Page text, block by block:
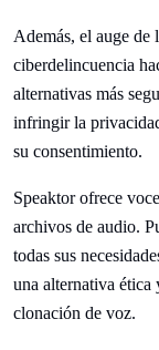
Además, el auge de
ciberdelincuencia
alternativas más
infringir la
su consentimiento.
Speaktor ofrece
archivos de audio.
todas sus
una alternativa ética
clonación de voz.